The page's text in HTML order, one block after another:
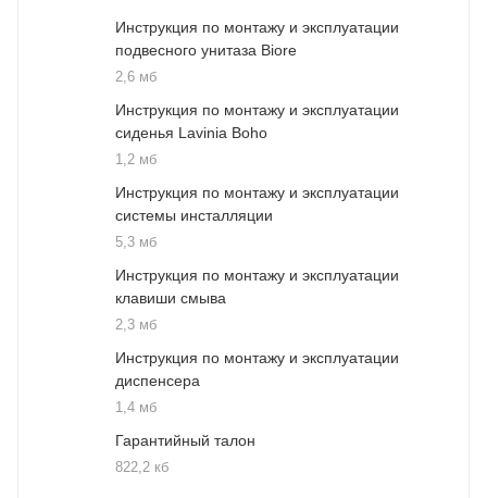
Инструкция по монтажу и эксплуатации
подвесного унитаза Biore
2,6 мб
Инструкция по монтажу и эксплуатации
сиденья Lavinia Boho
1,2 мб
Инструкция по монтажу и эксплуатации
системы инсталляции
5,3 мб
Инструкция по монтажу и эксплуатации
клавиши смыва
2,3 мб
Инструкция по монтажу и эксплуатации
диспенсера
1,4 мб
Гарантийный талон
822,2 кб